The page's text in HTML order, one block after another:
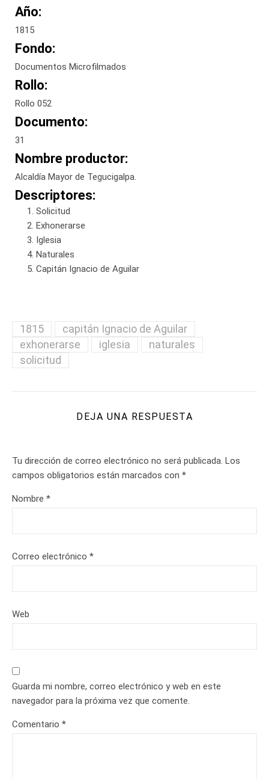
Año:
1815
Fondo:
Documentos Microfilmados
Rollo:
Rollo 052
Documento:
31
Nombre productor:
Alcaldía Mayor de Tegucigalpa.
Descriptores:
Solicitud
Exhonerarse
Iglesia
Naturales
Capitán Ignacio de Aguilar
1815
capitán Ignacio de Aguilar
exhonerarse
iglesia
naturales
solicitud
DEJA UNA RESPUESTA
Tu dirección de correo electrónico no será publicada. Los
campos obligatorios están marcados con *
Nombre *
Correo electrónico *
Web
Guarda mi nombre, correo electrónico y web en este
navegador para la próxima vez que comente.
Comentario *